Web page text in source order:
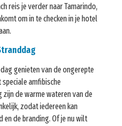
reis je verder naar Tamarindo,
om in te checken in je hotel
genieten van de ongerepte
amfibische
de warme wateren van de
zodat iedereen kan
en de branding. Of je nu wilt